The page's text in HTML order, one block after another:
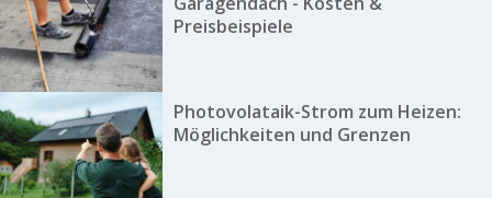
Preisbeispiele
Photovolataik-Strom zum Heizen:
Möglichkeiten und Grenzen